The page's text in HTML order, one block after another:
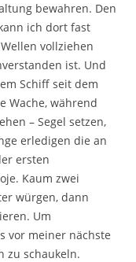
bewahren. Den
ich dort fast
vollziehen
ist. Und
Schiff seit dem
Wache, während
– Segel setzen,
erledigen die an
ersten
Kaum zwei
würgen, dann
Um
vor meiner nächste
zu schaukeln.